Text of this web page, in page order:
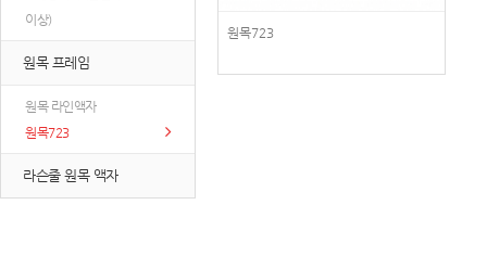
이상)
원목 프레임
원목 라인액자
원목723
라슨줄 원목 액자
원목723